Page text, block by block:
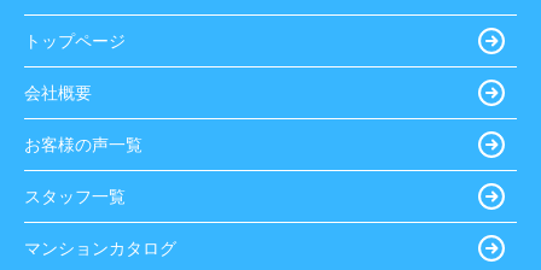
トップページ
会社概要
お客様の声一覧
スタッフ一覧
マンションカタログ